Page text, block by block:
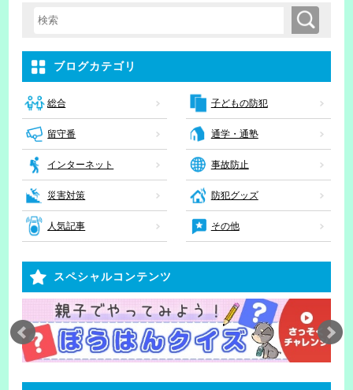
検索キーワード入力 検索
ブログカテゴリ
総合 子どもの防犯
留守番 通学・通塾
インターネット 事故防止
災害対策 防犯グッズ
人気記事 その他
スペシャルコンテンツ